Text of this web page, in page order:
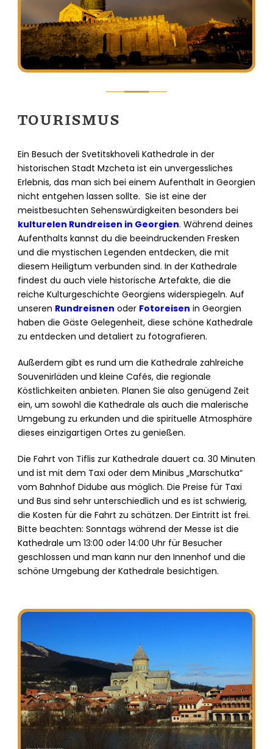
TOURISMUS
Ein Besuch der Svetitskhoveli Kathedrale in der
historischen Stadt Mzcheta ist ein unvergessliches
Erlebnis, das man sich bei einem Aufenthalt in Georgien
nicht entgehen lassen sollte. Sie ist eine der
meistbesuchten Sehenswürdigkeiten besonders bei
kulturelen Rundreisen in Georgien. Während deines
Aufenthalts kannst du die beeindruckenden Fresken
und die mystischen Legenden entdecken, die mit
diesem Heiligtum verbunden sind. In der Kathedrale
findest du auch viele historische Artefakte, die die
reiche Kulturgeschichte Georgiens widerspiegeln. Auf
unseren Rundreisnen oder Fotoreisen in Georgien
haben die Gäste Gelegenheit, diese schöne Kathedrale
zu entdecken und detaliert zu fotografieren.
Außerdem gibt es rund um die Kathedrale zahlreiche
Souvenirläden und kleine Cafés, die regionale
Köstlichkeiten anbieten. Planen Sie also genügend Zeit
ein, um sowohl die Kathedrale als auch die malerische
Umgebung zu erkunden und die spirituelle Atmosphäre
dieses einzigartigen Ortes zu genießen.
Die Fahrt von Tiflis zur Kathedrale dauert ca. 30 Minuten
und ist mit dem Taxi oder dem Minibus „Marschutka“
vom Bahnhof Didube aus möglich. Die Preise für Taxi
und Bus sind sehr unterschiedlich und es ist schwierig,
die Kosten für die Fahrt zu schätzen. Der Eintritt ist frei.
Bitte beachten: Sonntags während der Messe ist die
Kathedrale um 13:00 oder 14:00 Uhr für Besucher
geschlossen und man kann nur den Innenhof und die
schöne Umgebung der Kathedrale besichtigen.